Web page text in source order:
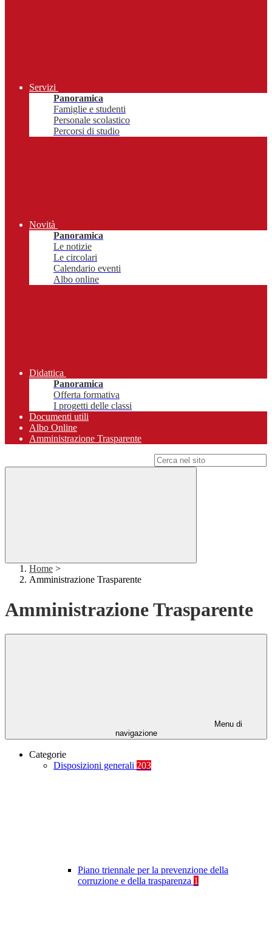
Servizi
Panoramica
Famiglie e studenti
Personale scolastico
Percorsi di studio
Novità
Panoramica
Le notizie
Le circolari
Calendario eventi
Albo online
Didattica
Panoramica
Offerta formativa
I progetti delle classi
Documenti utili
Albo Online
Amministrazione Trasparente
Home >
Amministrazione Trasparente
Amministrazione Trasparente
Menu di
navigazione
Categorie
Disposizioni generali 203
Piano triennale per la prevenzione della
corruzione e della trasparenza 1